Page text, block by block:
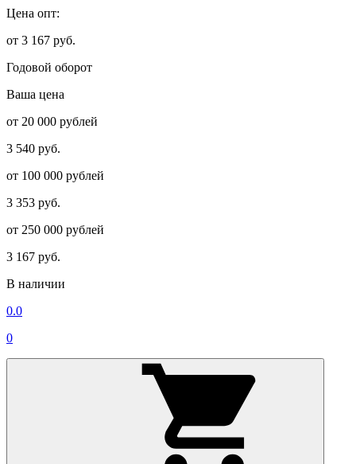
Цена опт:
от 3 167 руб.
Годовой оборот
Ваша цена
от 20 000 рублей
3 540 руб.
от 100 000 рублей
3 353 руб.
от 250 000 рублей
3 167 руб.
В наличии
0.0
0